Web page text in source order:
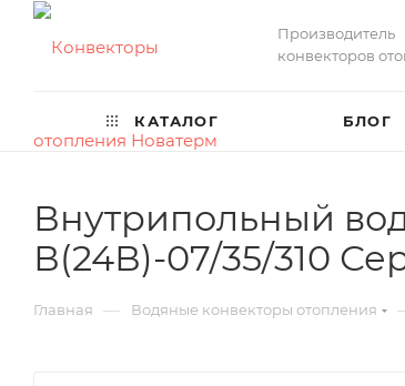
Производитель
конвекторов
КАТАЛОГ БЛОГ
Внутрипольный
В(24В)-07/35/310
Главная — Водяные конвекторы отопления